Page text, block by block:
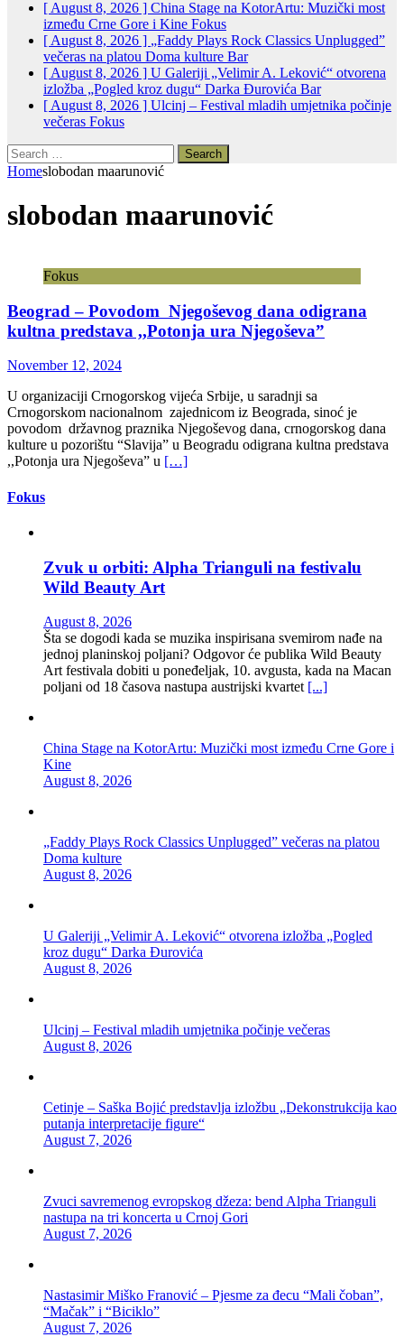
[ August 8, 2026 ] China Stage na KotorArtu: Muzički most
između Crne Gore i Kine Fokus
[ August 8, 2026 ] „Faddy Plays Rock Classics Unplugged”
večeras na platou Doma kulture Bar
[ August 8, 2026 ] U Galeriji „Velimir A. Leković“ otvorena
izložba „Pogled kroz dugu“ Darka Đurovića Bar
[ August 8, 2026 ] Ulcinj – Festival mladih umjetnika počinje
večeras Fokus
Search
for:
Homeslobodan maarunović
slobodan maarunović
Fokus
Beograd – Povodom Njegoševog dana odigrana
kultna predstava ,,Potonja ura Njegoševa”
November 12, 2024
U organizaciji Crnogorskog vijeća Srbije, u saradnji sa
Crnogorskom nacionalnom zajednicom iz Beograda, sinoć je
povodom državnog praznika Njegoševog dana, crnogorskog dana
kulture u pozorištu “Slavija” u Beogradu odigrana kultna predstava
,,Potonja ura Njegoševa” u […]
Fokus
Zvuk u orbiti: Alpha Trianguli na festivalu
Wild Beauty Art
August 8, 2026
Šta se dogodi kada se muzika inspirisana svemirom nađe na
jednoj planinskoj poljani? Odgovor će publika Wild Beauty
Art festivala dobiti u poneđeljak, 10. avgusta, kada na Macan
poljani od 18 časova nastupa austrijski kvartet [...]
China Stage na KotorArtu: Muzički most između Crne Gore i
Kine
August 8, 2026
„Faddy Plays Rock Classics Unplugged” večeras na platou
Doma kulture
August 8, 2026
U Galeriji „Velimir A. Leković“ otvorena izložba „Pogled
kroz dugu“ Darka Đurovića
August 8, 2026
Ulcinj – Festival mladih umjetnika počinje večeras
August 8, 2026
Cetinje – Saška Bojić predstavlja izložbu „Dekonstrukcija kao
putanja interpretacije figure“
August 7, 2026
Zvuci savremenog evropskog džeza: bend Alpha Trianguli
nastupa na tri koncerta u Crnoj Gori
August 7, 2026
Nastasimir Miško Franović – Pjesme za đecu “Mali čoban”,
“Mačak” i “Biciklo”
August 7, 2026